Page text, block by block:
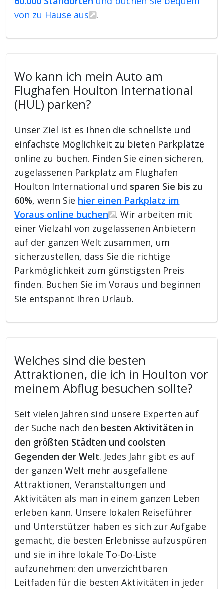
von zu Hause aus
.
Wo kann ich mein Auto am
Flughafen Houlton International
(HUL) parken?
Unser Ziel ist es Ihnen die schnellste und
einfachste Möglichkeit zu bieten Parkplätze
online zu buchen. Finden Sie einen sicheren,
zugelassenen Parkplatz am Flughafen
Houlton International und sparen Sie bis zu
60%, wenn Sie hier einen Parkplatz im
Voraus online buchen
. Wir arbeiten mit
einer Vielzahl von zugelassenen Anbietern
auf der ganzen Welt zusammen, um
sicherzustellen, dass Sie die richtige
Parkmöglichkeit zum günstigsten Preis
finden. Buchen Sie im Voraus und beginnen
Sie entspannt Ihren Urlaub.
Welches sind die besten
Attraktionen, die ich in Houlton vor
meinem Abflug besuchen sollte?
Seit vielen Jahren sind unsere Experten auf
der Suche nach den besten Aktivitäten in
den größten Städten und coolsten
Gegenden der Welt. Jedes Jahr gibt es auf
der ganzen Welt mehr ausgefallene
Attraktionen, Veranstaltungen und
Aktivitäten als man in einem ganzen Leben
erleben kann. Unsere lokalen Reiseführer
und Unterstützer haben es sich zur Aufgabe
gemacht, die besten Erlebnisse aufzuspüren
und sie in ihre lokale To-Do-Liste
aufzunehmen: den unverzichtbaren
Leitfaden für die besten Aktivitäten in jeder